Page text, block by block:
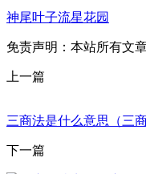
神尾叶子流星花园
免责声明：本站所有文
上一篇
三商法是什么意思（三
下一篇